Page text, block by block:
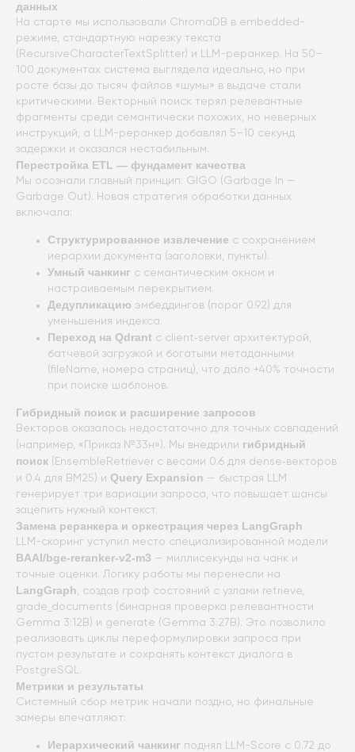
данных
На старте мы использовали ChromaDB в embedded-
режиме, стандартную нарезку текста
(RecursiveCharacterTextSplitter) и LLM-реранкер. На 50–
100 документах система выглядела идеально, но при
росте базы до тысяч файлов «шумы» в выдаче стали
критическими. Векторный поиск терял релевантные
фрагменты среди семантически похожих, но неверных
инструкций, а LLM-реранкер добавлял 5–10 секунд
задержки и оказался нестабильным.
Перестройка ETL — фундамент качества
Мы осознали главный принцип: GIGO (Garbage In —
Garbage Out). Новая стратегия обработки данных
включала:
Структурированное извлечение с сохранением
иерархии документа (заголовки, пункты).
Умный чанкинг с семантическим окном и
настраиваемым перекрытием.
Дедупликацию эмбеддингов (порог 0.92) для
уменьшения индекса.
Переход на Qdrant с client‑server архитектурой,
батчевой загрузкой и богатыми метаданными
(fileName, номера страниц), что дало +40% точности
при поиске шаблонов.
Гибридный поиск и расширение запросов
Векторов оказалось недостаточно для точных совпадений
(например, «Приказ №33н»). Мы внедрили гибридный
поиск (EnsembleRetriever с весами 0.6 для dense‑векторов
и 0.4 для BM25) и Query Expansion — быстрая LLM
генерирует три вариации запроса, что повышает шансы
зацепить нужный контекст.
Замена реранкера и оркестрация через LangGraph
LLM-скоринг уступил место специализированной модели
BAAI/bge-reranker-v2-m3 — миллисекунды на чанк и
точные оценки. Логику работы мы перенесли на
LangGraph, создав граф состояний с узлами retrieve,
grade_documents (бинарная проверка релевантности
Gemma 3:12B) и generate (Gemma 3:27B). Это позволило
реализовать циклы переформулировки запроса при
пустом результате и сохранять контекст диалога в
PostgreSQL.
Метрики и результаты
Системный сбор метрик начали поздно, но финальные
замеры впечатляют:
Иерархический чанкинг поднял LLM-Score с 0.72 до